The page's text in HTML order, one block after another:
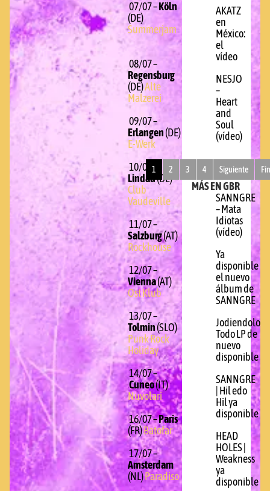
07/07 – Köln
(DE)
Summerjam
08/07 –
Regensburg
(DE)Alte
Malzerei
09/07 –
Erlangen (DE)
E-Werk
10/07 –
Lindau(DE)
Club
Vaudeville
11/07 –
Salzburg(AT)
Rockhouse
12/07 –
Vienna(AT)
Ost Klub
13/07 –
Tolmin(SLO)
Punk Rock
Holiday
14/07 –
Cuneo(IT)
Nuvolari
16/07 –Paris
(FR)Batofar
17/07 –
Amsterdam
(NL)Paradiso
AKATZ
en
México:
el
vídeo
NESJO
–
Heart
and
Soul
(vídeo)
1 2 3 4 Siguiente
MÁS EN GBR
SANNGRE
– Mata
Idiotas
(vídeo)
Ya
disponible
el nuevo
álbum de
SANNGRE
Jodiendolo
Todo LP de
nuevo
disponible
SANNGRE
| Hil edo
Hil ya
disponible
HEAD
HOLES |
Weakness
ya
disponible